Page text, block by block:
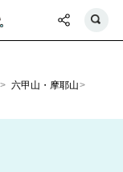
六甲山・摩耶山